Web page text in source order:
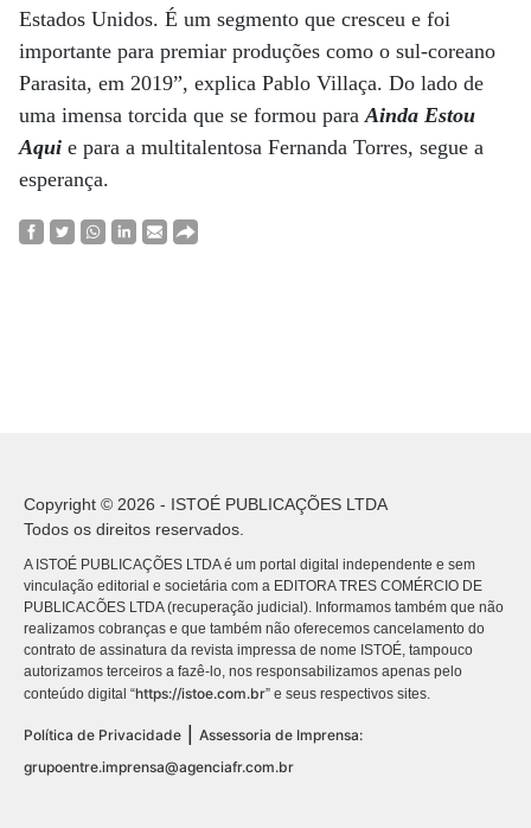
Estados Unidos. É um segmento que cresceu e foi
importante para premiar produções como o sul-coreano
Parasita, em 2019”, explica Pablo Villaça. Do lado de
uma imensa torcida que se formou paraAinda Estou
Aqui e para a multitalentosa Fernanda Torres, segue a
esperança.
Copyright © 2026 - ISTOÉ PUBLICAÇÕES LTDA
Todos os direitos reservados.
A ISTOÉ PUBLICAÇÕES LTDA é um portal digital independente e sem
vinculação editorial e societária com a EDITORA TRES COMÉRCIO DE
PUBLICACÕES LTDA (recuperação judicial). Informamos também que não
realizamos cobranças e que também não oferecemos cancelamento do
contrato de assinatura da revista impressa de nome ISTOÉ, tampouco
autorizamos terceiros a fazê-lo, nos responsabilizamos apenas pelo
conteúdo digital “https://istoe.com.br” e seus respectivos sites.
Política de Privacidade
Assessoria de Imprensa:
grupoentre.imprensa@agenciafr.com.br